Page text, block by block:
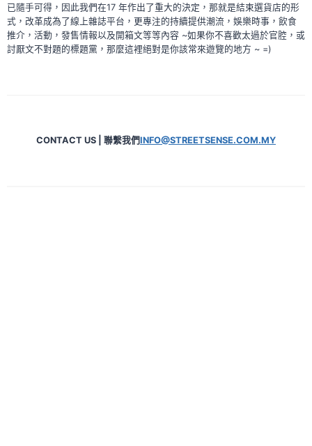
已隨手可得，因此我們在17 年作出了重大的決定，那就是結束選貨店的形
式，改革成為了線上雜誌平台，更專注的持續提供潮流，娛樂時事，飲食
推介，活動，發售情報以及開箱文等等內容 ~如果你不喜歡太過於官腔，或
討厭文不對題的標題黨，那麼這裡絕對是你該常來遊覽的地方 ~ =)
CONTACT US | 聯繫我們INFO@STREETSENSE.COM.MY